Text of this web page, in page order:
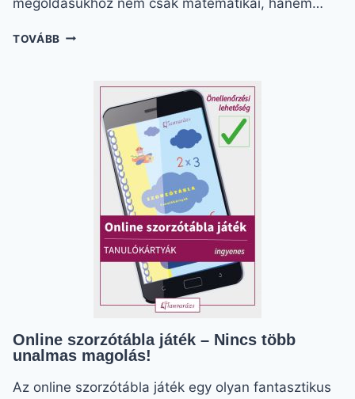
TOVÁBB SZÖVEGES
OSZTÁLYOSOKNAK:
GYŐZZÜK
MUMUST?
Online szorzótábla játék – Nincs több
unalmas magolás!
Az online szorzótábla játék egy olyan fantasztikus